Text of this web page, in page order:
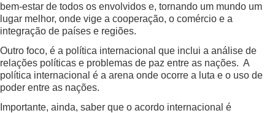
bem-estar de todos os envolvidos e, tornando um mundo um
lugar melhor, onde vige a cooperação, o comércio e a
integração de países e regiões.
Outro foco, é a política internacional que inclui a análise de
relações políticas e problemas de paz entre as nações. A
política internacional é a arena onde ocorre a luta e o uso de
poder entre as nações.
Importante, ainda, saber que o acordo internacional é